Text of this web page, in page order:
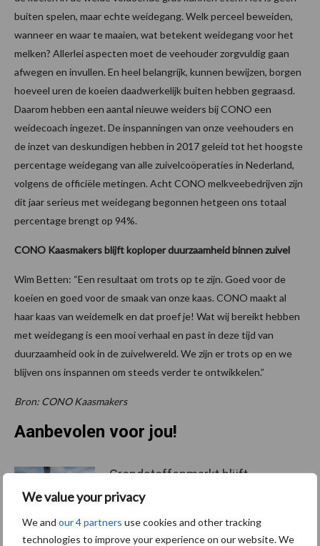
We value your privacy
We and our 4 partners use cookies and other tracking
technologies to improve your experience on our website. We
buiten spelen, maar echte weidegang. Welk perceel beweiden,
wanneer en waar te maaien, wat betekent weidegang voor het
melken? Allerlei aspecten moet de veehouder zorgvuldig gaan
afwegen en invullen. En heel belangrijk, kunnen bewijzen, borgen
hoeveel uren de koeien daadwerkelijk buiten hebben gegraasd.
Daarom hebben een aantal nieuwe weiders bij CONO een
weidecoach ingezet. De inspanningen van onze veehouders en
de inzet van deskundigen hebben in 2017 geleid tot het hoogste
percentage weidegang van alle zuivelcoöperaties in Nederland,
volgens de officiële metingen. Acht CONO melkveebedrijven zijn
dit jaar serieus met weidegang begonnen hetgeen ons totaal
percentage brengt op 94%.
CONO Kaasmakers blijft koploper duurzaamheid binnen zuivel
Wim Betten: “Een resultaat om trots op te zijn. Goed voor de
koeien en goed voor de smaak van onze kaas. CONO maakt al
haar kaas van weidemelk en dat proef je! Wat wij bereikt hebben
met weidegang is een mooi verhaal en past in deze tijd van
duurzaamheid ook in de zuivelwereld. We zijn er trots op en we
blijven ons inspannen om steeds verder te ontwikkelen.”
Bron: CONO Kaasmakers
Aanbevolen voor jou!
Grondstoffenmarkt blijft
grillig: droogte en
geopolitiek houden handel
in de greep